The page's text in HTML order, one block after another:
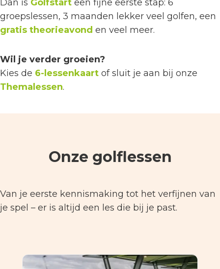
Dan is Golfstart een fijne eerste stap: 6
groepslessen, 3 maanden lekker veel golfen, een
gratis theorieavond en veel meer.
Wil je verder groeien?
Kies de 6-lessenkaart of sluit je aan bij onze
Themalessen.
Onze golflessen
Van je eerste kennismaking tot het verfijnen van
je spel – er is altijd een les die bij je past.